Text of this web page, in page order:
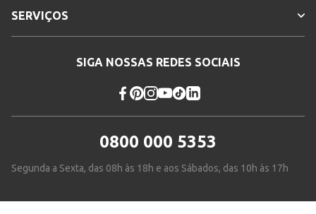
SERVIÇOS
SIGA NOSSAS REDES SOCIAIS
0800 000 5353
Segunda a Sexta, das 08h às 18h e aos Sábados, das 10h às 17h